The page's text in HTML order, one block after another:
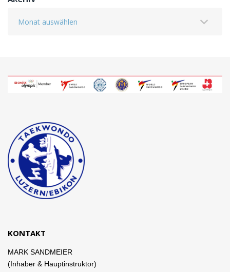
KONTAKT
MARK SANDMEIER
(Inhaber & Hauptinstruktor)